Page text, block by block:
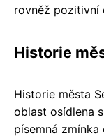
rovněž pozitivní
Historie
Historie města
oblast osídlena
písemná